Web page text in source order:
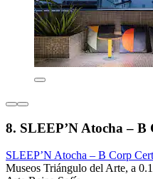
8. SLEEP’N Atocha –
SLEEP’N Atocha – B Corp
Museos Triángulo del Arte, a